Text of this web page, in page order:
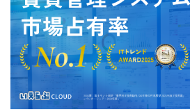
ニュース一覧